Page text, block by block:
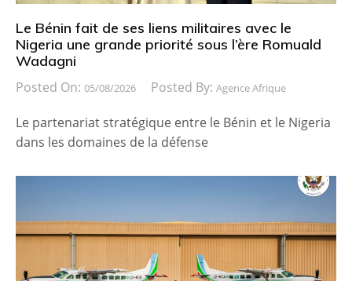
Le Bénin fait de ses liens militaires avec le
Nigeria une grande priorité sous l’ère Romuald
Wadagni
Posted On: 05/08/2026 Posted By: Agence Afrique
Le partenariat stratégique entre le Bénin et le Nigeria
dans les domaines de la défense